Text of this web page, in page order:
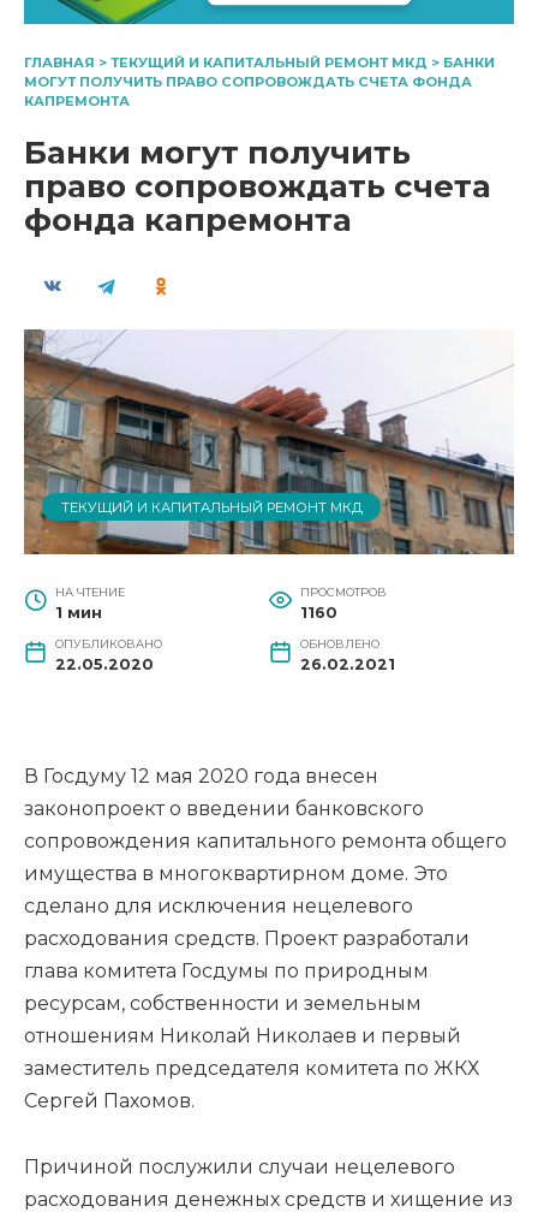
ГЛАВНАЯ > ТЕКУЩИЙ И КАПИТАЛЬНЫЙ РЕМОНТ МКД > БАНКИ
МОГУТ ПОЛУЧИТЬ ПРАВО СОПРОВОЖДАТЬ СЧЕТА ФОНДА
КАПРЕМОНТА
Банки могут получить
право сопровождать счета
фонда капремонта
ТЕКУЩИЙ И КАПИТАЛЬНЫЙ РЕМОНТ МКД
НА ЧТЕНИЕ
1 мин
ПРОСМОТРОВ
1160
ОПУБЛИКОВАНО
22.05.2020
ОБНОВЛЕНО
26.02.2021
В Госдуму 12 мая 2020 года внесен
законопроект о введении банковского
сопровождения капитального ремонта общего
имущества в многоквартирном доме. Это
сделано для исключения нецелевого
расходования средств. Проект разработали
глава комитета Госдумы по природным
ресурсам, собственности и земельным
отношениям Николай Николаев и первый
заместитель председателя комитета по ЖКХ
Сергей Пахомов.
Причиной послужили случаи нецелевого
расходования денежных средств и хищение из